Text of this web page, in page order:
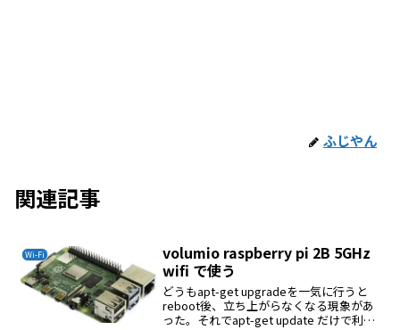
ふじやん
関連記事
Wi-Fi
volumio raspberry pi 2B 5GHz
wifi で使う
どうもapt-get upgradeを一気に行うと
reboot後、立ち上がらなくなる現象があ
った。それでapt-get update だけで利用